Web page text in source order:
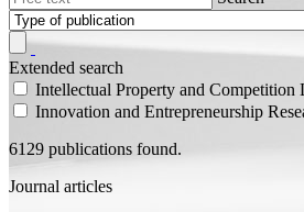
Extended search
Intellectual Property and Competition
Innovation and Entrepreneurship
6129 publications found.
Journal articles